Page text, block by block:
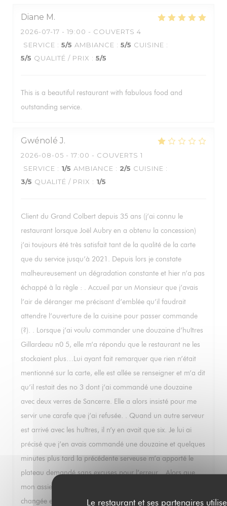
Le restaurant et ses partenaires
Diane M
2026-07-17 - 19:00 - COUVERTS 4
SERVICE : 5/5 AMBIANCE : 5/5 CUISINE :
5/5 QUALITÉ / PRIX : 5/5
This is a beautiful restaurant with fabulous food and
outstanding service.
Gwénolé J
2026-08-05 - 17:00 - COUVERTS 1
SERVICE : 1/5 AMBIANCE : 2/5 CUISINE :
3/5 QUALITÉ / PRIX : 1/5
Client du Grand Colbert depuis 35 ans (j’ai connu le
restaurant lorsque Joël Aubry en a obtenu la concession)
j’ai toujours été très satisfait tant de la qualité de la carte
que du service jusqu’à 2021. Depuis lors je constate
malheureusement un dégradation constante et hier n’a pas
échappé à la règle : . Accueil par un Monsieur que j’avais
l’air de déranger me précisant d’emblée qu’il faudrait
attendre l’ouverture de la cuisine pour passer commande
(?). . Lorsque j’ai voulu commander une douzaine d’huîtres
Gillardeau n0 5, elle m’a répondu que le restaurant ne les
stockaient plus…Lui ayant fait remarquer que rien n’était
mentionné sur la carte, elle est allée se renseigner et m’a dit
qu’il restait des no 3 dont j’ai commandé une douzaine
avec deux verres de Sancerre. Elle a alors insisté pour me
servir une carafe que j’ai refusée. . Quand un autre serveur
est arrivé avec les huîtres, il n’y en avait que six. Je lui ai
précisé que j’en avais commandé une douzaine et quelques
minutes plus tard la précédente serveuse m’a apporté le
plateau demandé sans excuses pour l’erreur. . Alors que
mon assiette était pleine de noyaux d’olives, elle ne l’a pas
changée et j’ai dû manger mes huîtres au milieu des